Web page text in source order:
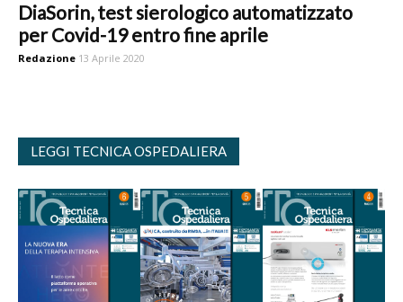
DiaSorin, test sierologico automatizzato
per Covid-19 entro fine aprile
Redazione 13 Aprile 2020
LEGGI TECNICA OSPEDALIERA